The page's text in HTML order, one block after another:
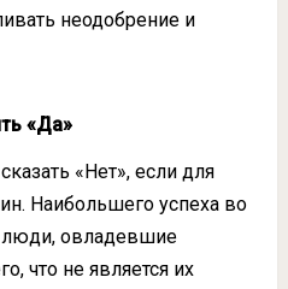
неодобрение и
«Да»
«Нет», если для
Наибольшего успеха во
люди, овладевшие
что не является их